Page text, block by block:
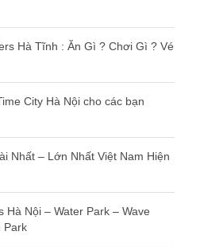
Hà Tĩnh : Ăn Gì ? Chơi Gì ? Vé
City Hà Nội cho các bạn
Nhất – Lớn Nhất Việt Nam Hiện
Nội – Water Park – Wave
Park